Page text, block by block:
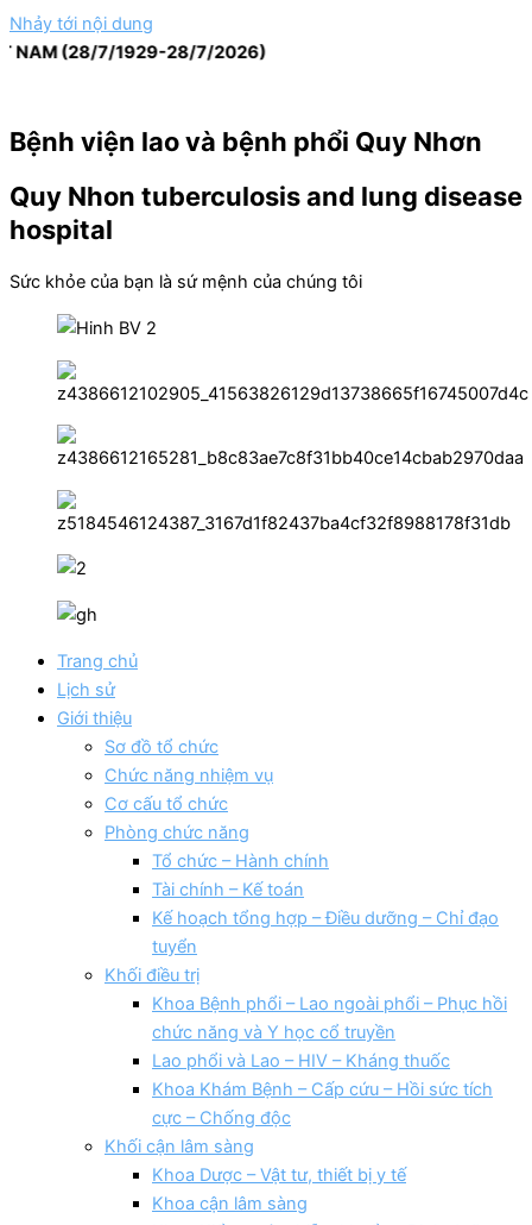
Nhảy tới nội dung
(28/7/1929-28/7/2026)
Bệnh viện lao và bệnh phổi Quy Nhơn
Quy Nhon tuberculosis and lung disease
hospital
Sức khỏe của bạn là sứ mệnh của chúng tôi
Trang chủ
Lịch sử
Giới thiệu
Sơ đồ tổ chức
Chức năng nhiệm vụ
Cơ cấu tổ chức
Phòng chức năng
Tổ chức – Hành chính
Tài chính – Kế toán
Kế hoạch tổng hợp – Điều dưỡng – Chỉ đạo
tuyển
Khối điều trị
Khoa Bệnh phổi – Lao ngoài phổi – Phục hồi
chức năng và Y học cổ truyền
Lao phổi và Lao – HIV – Kháng thuốc
Khoa Khám Bệnh – Cấp cứu – Hồi sức tích
cực – Chống độc
Khối cận lâm sàng
Khoa Dược – Vật tư, thiết bị y tế
Khoa cận lâm sàng